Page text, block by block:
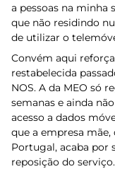
a pessoas na minha
que não residindo
de utilizar o
Convém aqui
restabelecida
NOS. A da MEO só
semanas e ainda
acesso a dados
que a empresa
Portugal, acaba por
reposição do serviço.